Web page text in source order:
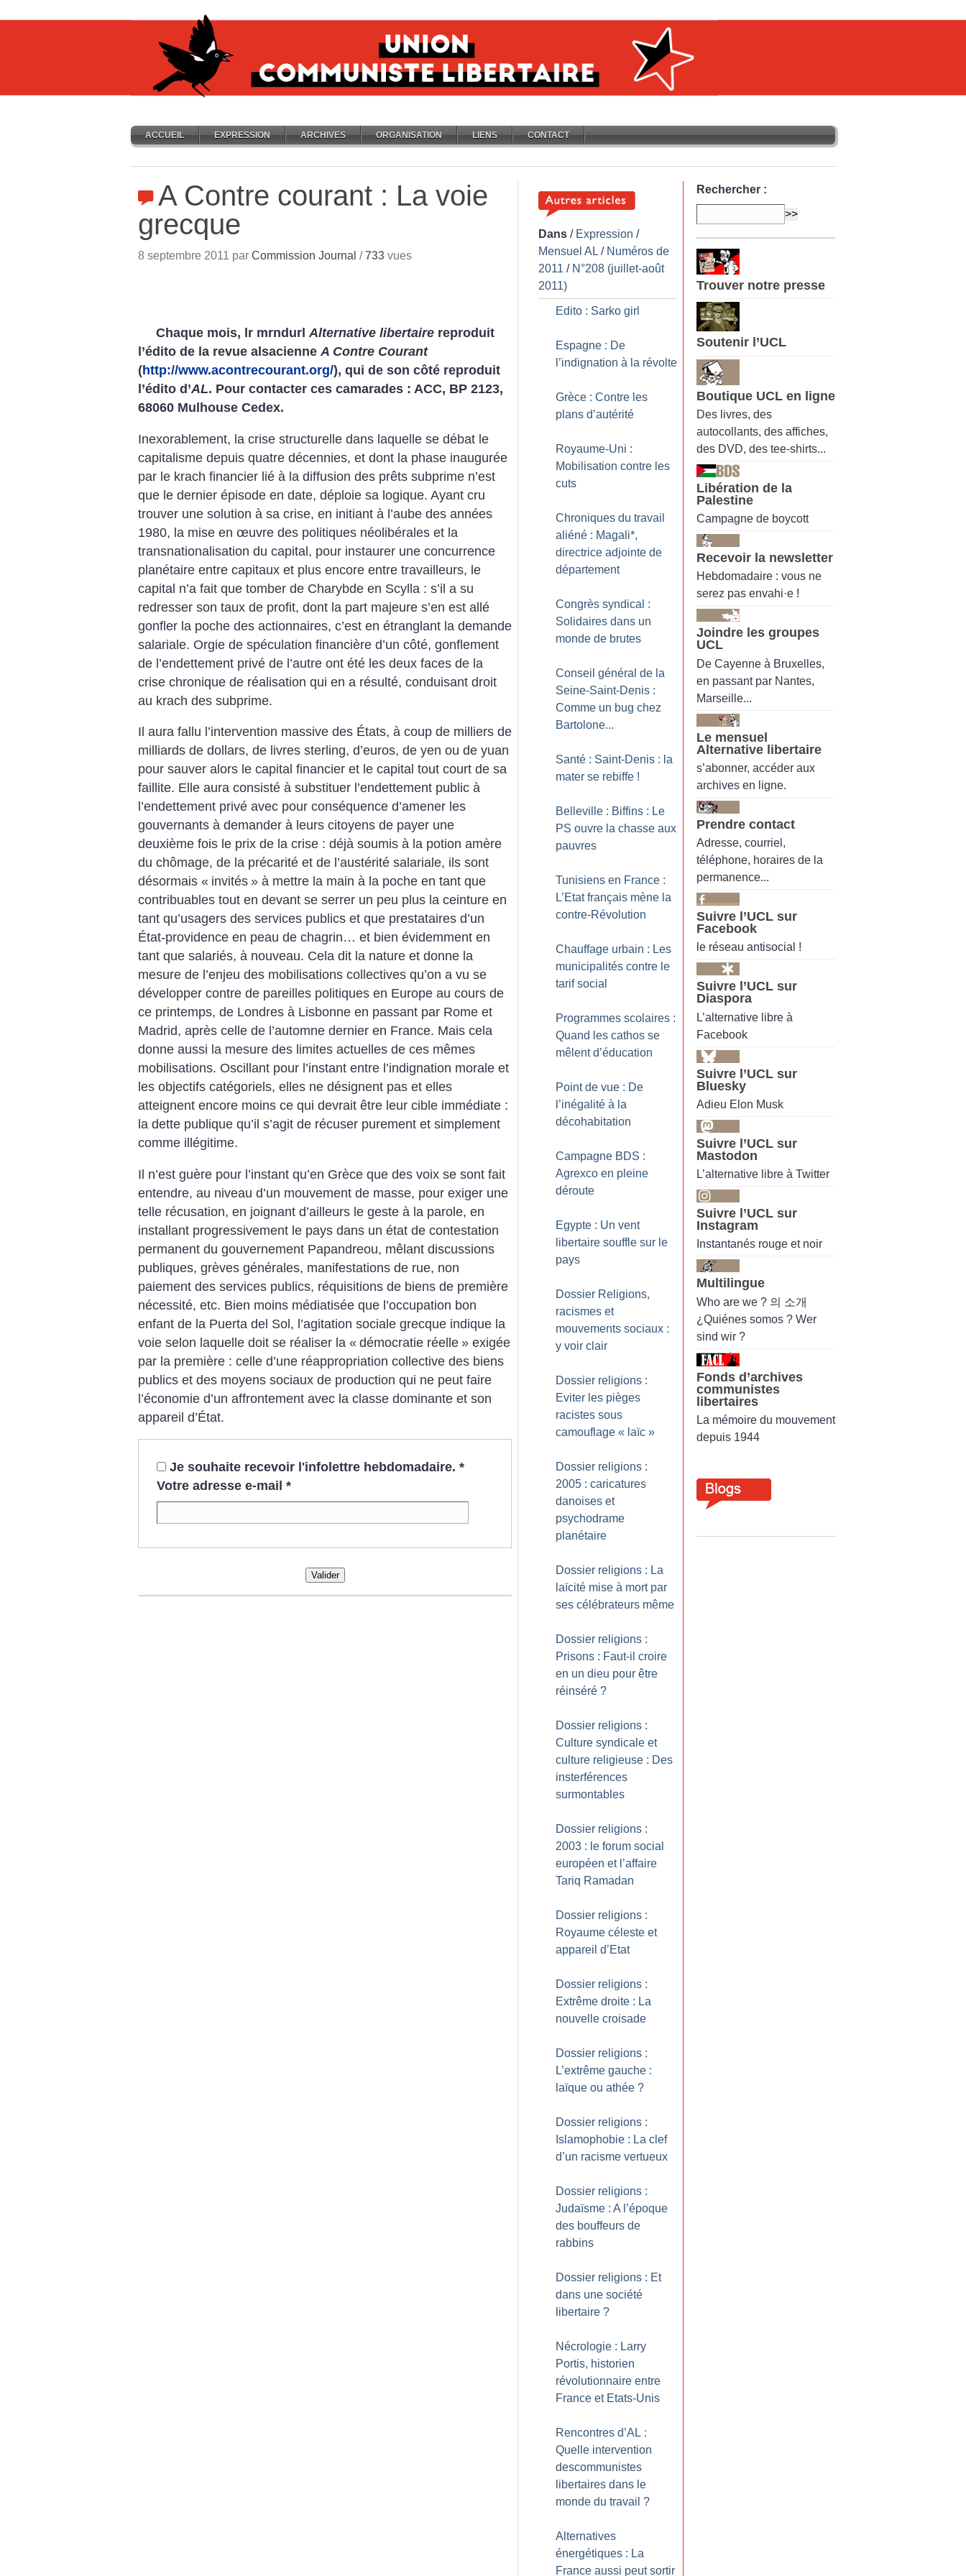
ACCUEIL EXPRESSION ARCHIVES ORGANISATION LIENS CONTACT
A Contre courant : La voie
grecque
8 septembre 2011 par Commission Journal /733 vues
Chaque mois, lr mrndurlAlternative libertaire reproduit
l’édito de la revue alsacienneA Contre Courant
(http://www.acontrecourant.org/), qui de son côté reproduit
l’édito d’AL. Pour contacter ces camarades : ACC, BP 2123,
68060 Mulhouse Cedex.
Inexorablement, la crise structurelle dans laquelle se débat le
capitalisme depuis quatre décennies, et dont la phase inaugurée
par le krach financier lié à la diffusion des prêts subprime n’est
que le dernier épisode en date, déploie sa logique. Ayant cru
trouver une solution à sa crise, en initiant à l’aube des années
1980, la mise en œuvre des politiques néolibérales et la
transnationalisation du capital, pour instaurer une concurrence
planétaire entre capitaux et plus encore entre travailleurs, le
capital n’a fait que tomber de Charybde en Scylla : s’il a su
redresser son taux de profit, dont la part majeure s’en est allé
gonfler la poche des actionnaires, c’est en étranglant la demande
salariale. Orgie de spéculation financière d’un côté, gonflement
de l’endettement privé de l’autre ont été les deux faces de la
crise chronique de réalisation qui en a résulté, conduisant droit
au krach des subprime.
Il aura fallu l’intervention massive des États, à coup de milliers de
milliards de dollars, de livres sterling, d’euros, de yen ou de yuan
pour sauver alors le capital financier et le capital tout court de sa
faillite. Elle aura consisté à substituer l’endettement public à
l’endettement privé avec pour conséquence d’amener les
gouvernants à demander à leurs citoyens de payer une
deuxième fois le prix de la crise : déjà soumis à la potion amère
du chômage, de la précarité et de l’austérité salariale, ils sont
désormais « invités » à mettre la main à la poche en tant que
contribuables tout en devant se serrer un peu plus la ceinture en
tant qu’usagers des services publics et que prestataires d’un
État-providence en peau de chagrin… et bien évidemment en
tant que salariés, à nouveau. Cela dit la nature et donne la
mesure de l’enjeu des mobilisations collectives qu’on a vu se
développer contre de pareilles politiques en Europe au cours de
ce printemps, de Londres à Lisbonne en passant par Rome et
Madrid, après celle de l’automne dernier en France. Mais cela
donne aussi la mesure des limites actuelles de ces mêmes
mobilisations. Oscillant pour l’instant entre l’indignation morale et
les objectifs catégoriels, elles ne désignent pas et elles
atteignent encore moins ce qui devrait être leur cible immédiate :
la dette publique qu’il s’agit de récuser purement et simplement
comme illégitime.
Il n’est guère pour l’instant qu’en Grèce que des voix se sont fait
entendre, au niveau d’un mouvement de masse, pour exiger une
telle récusation, en joignant d’ailleurs le geste à la parole, en
installant progressivement le pays dans un état de contestation
permanent du gouvernement Papandreou, mêlant discussions
publiques, grèves générales, manifestations de rue, non
paiement des services publics, réquisitions de biens de première
nécessité, etc. Bien moins médiatisée que l’occupation bon
enfant de la Puerta del Sol, l’agitation sociale grecque indique la
voie selon laquelle doit se réaliser la « démocratie réelle » exigée
par la première : celle d’une réappropriation collective des biens
publics et des moyens sociaux de production qui ne peut faire
l’économie d’un affrontement avec la classe dominante et son
appareil d’État.
Je souhaite recevoir l'infolettre hebdomadaire. *
Votre adresse e-mail *
Valider
Dans / Expression /
Mensuel AL / Numéros de
2011 / N°208 (juillet-août
2011)
Edito : Sarko girl
Espagne : De
l’indignation à la révolte
Grèce : Contre les
plans d’autérité
Royaume-Uni :
Mobilisation contre les
cuts
Chroniques du travail
aliéné : Magali*,
directrice adjointe de
département
Congrès syndical :
Solidaires dans un
monde de brutes
Conseil général de la
Seine-Saint-Denis :
Comme un bug chez
Bartolone...
Santé : Saint-Denis : la
mater se rebiffe !
Belleville : Biffins : Le
PS ouvre la chasse aux
pauvres
Tunisiens en France :
L’Etat français mène la
contre-Révolution
Chauffage urbain : Les
municipalités contre le
tarif social
Programmes scolaires :
Quand les cathos se
mêlent d’éducation
Point de vue : De
l’inégalité à la
décohabitation
Campagne BDS :
Agrexco en pleine
déroute
Egypte : Un vent
libertaire souffle sur le
pays
Dossier Religions,
racismes et
mouvements sociaux :
y voir clair
Dossier religions :
Eviter les pièges
racistes sous
camouflage « laïc »
Dossier religions :
2005 : caricatures
danoises et
psychodrame
planétaire
Dossier religions : La
laïcité mise à mort par
ses célébrateurs même
Dossier religions :
Prisons : Faut-il croire
en un dieu pour être
réinséré ?
Dossier religions :
Culture syndicale et
culture religieuse : Des
insterférences
surmontables
Dossier religions :
2003 : le forum social
européen et l’affaire
Tariq Ramadan
Dossier religions :
Royaume céleste et
appareil d’Etat
Dossier religions :
Extrême droite : La
nouvelle croisade
Dossier religions :
L’extrême gauche :
laïque ou athée ?
Dossier religions :
Islamophobie : La clef
d’un racisme vertueux
Dossier religions :
Judaïsme : A l’époque
des bouffeurs de
rabbins
Dossier religions : Et
dans une société
libertaire ?
Nécrologie : Larry
Portis, historien
révolutionnaire entre
France et Etats-Unis
Rencontres d’AL :
Quelle intervention
descommunistes
libertaires dans le
monde du travail ?
Alternatives
énergétiques : La
France aussi peut sortir
Rechercher :
Trouver notre presse
Soutenir l’UCL
Boutique UCL en ligne
Des livres, des
autocollants, des affiches,
des DVD, des tee-shirts...
Libération de la
Palestine
Campagne de boycott
Recevoir la newsletter
Hebdomadaire : vous ne
serez pas envahi·e !
Joindre les groupes
UCL
De Cayenne à Bruxelles,
en passant par Nantes,
Marseille...
Le mensuel
Alternative libertaire
s’abonner, accéder aux
archives en ligne.
Prendre contact
Adresse, courriel,
téléphone, horaires de la
permanence...
Suivre l’UCL sur
Facebook
le réseau antisocial !
Suivre l’UCL sur
Diaspora
L’alternative libre à
Facebook
Suivre l’UCL sur
Bluesky
Adieu Elon Musk
Suivre l’UCL sur
Mastodon
L’alternative libre à Twitter
Suivre l’UCL sur
Instagram
Instantanés rouge et noir
Multilingue
Who are we ? 의 소개
¿Quiénes somos ? Wer
sind wir ?
Fonds d’archives
communistes
libertaires
La mémoire du mouvement
depuis 1944